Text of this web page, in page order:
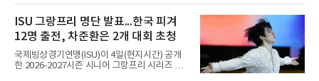
상(盤上)이 단순히 '판 위에서'라는 일반적인 의
미로도 쓰였지만, 바둑 문화가 발달하면서 '바둑
판 위', 더 나아가 '바둑의 세계', '대국이 벌어지
는 공간'을 가리키는 전문 용어로 정착했다. 우리
나라에서도 같은 의미로 받아들여져 ‘반상의 승
부’, ‘반상의 고수’, ‘반상에 앉다’, ‘반상의 철학’
등의 표현을 쓴다.반상(盤上)은 오늘날 바둑을
ISU 그랑프리 명단 발표...한국 피겨
12명 출전, 차준환은 2개 대회 초청
국제빙상경기연맹(ISU)이 4일(현지시간) 공개
한 2026-2027시즌 시니어 그랑프리 시리즈 명